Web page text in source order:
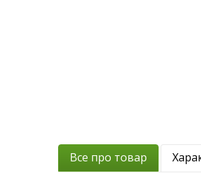
Все про товар